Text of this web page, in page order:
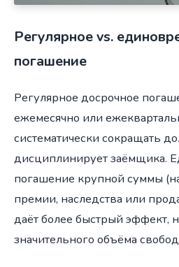
Регулярное vs.
погашение
Регулярное досрочное
ежемесячно или
систематически сокращать
дисциплинирует заёмщика.
погашение крупной суммы
премии, наследства или
даёт более быстрый эффект,
значительного объёма